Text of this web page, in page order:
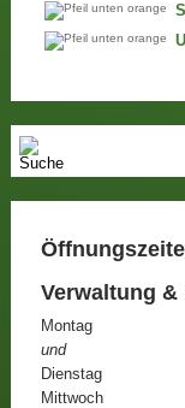
Verwaltung
Montag
und
Dienstag
Mittwoch